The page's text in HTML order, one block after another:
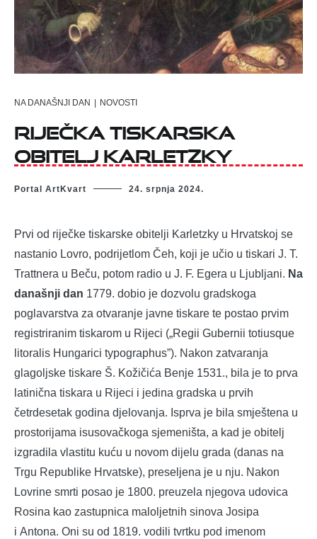
NA DANAŠNJI DAN | NOVOSTI
Riječka tiskarska
obitelj Karletzky
Portal ArtKvart 24. srpnja 2024.
Prvi od riječke tiskarske obitelji Karletzky u Hrvatskoj se
nastanio Lovro, podrijetlom Čeh, koji je učio u tiskari J. T.
Trattnera u Beču, potom radio u J. F. Egera u Ljubljani. Na
današnji dan 1779. dobio je dozvolu gradskoga
poglavarstva za otvaranje javne tiskare te postao prvim
registriranim tiskarom u Rijeci („Regii Gubernii totiusque
litoralis Hungarici typographus”). Nakon zatvaranja
glagoljske tiskare Š. Kožičića Benje 1531., bila je to prva
latinična tiskara u Rijeci i jedina gradska u prvih
četrdesetak godina djelovanja. Isprva je bila smještena u
prostorijama isusovačkoga sjemeništa, a kad je obitelj
izgradila vlastitu kuću u novom dijelu grada (danas na
Trgu Republike Hrvatske), preseljena je u nju. Nakon
Lovrine smrti posao je 1800. preuzela njegova udovica
Rosina kao zastupnica maloljetnih sinova Josipa
i Antona. Oni su od 1819. vodili tvrtku pod imenom